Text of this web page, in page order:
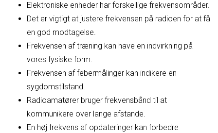
Elektroniske enheder har forskellige frekvensområder.
Det er vigtigt at justere frekvensen på radioen for at få
en god modtagelse.
Frekvensen af træning kan have en indvirkning på
vores fysiske form.
Frekvensen af febermålinger kan indikere en
sygdomstilstand.
Radioamatører bruger frekvensbånd til at
kommunikere over lange afstande.
En høj frekvens af opdateringer kan forbedre